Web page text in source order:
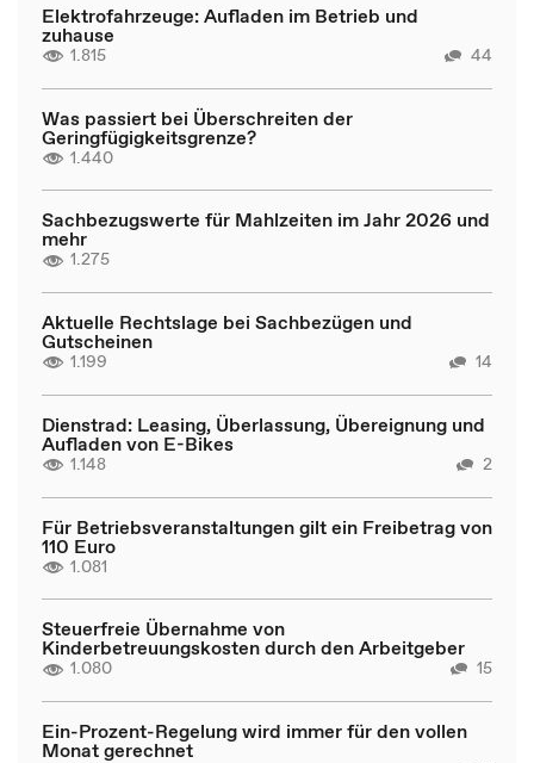
Elektrofahrzeuge: Aufladen im Betrieb und
zuhause
1.815 44
Was passiert bei Überschreiten der
Geringfügigkeitsgrenze?
1.440
Sachbezugswerte für Mahlzeiten im Jahr 2026 und
mehr
1.275
Aktuelle Rechtslage bei Sachbezügen und
Gutscheinen
1.199 14
Dienstrad: Leasing, Überlassung, Übereignung und
Aufladen von E-Bikes
1.148 2
Für Betriebsveranstaltungen gilt ein Freibetrag von
110 Euro
1.081
Steuerfreie Übernahme von
Kinderbetreuungskosten durch den Arbeitgeber
1.080 15
Ein-Prozent-Regelung wird immer für den vollen
Monat gerechnet